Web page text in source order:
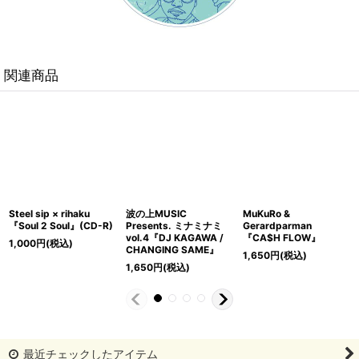
関連商品
Steel sip × rihaku
『Soul 2 Soul』(CD-R)
1,000円(税込)
波の上MUSIC
Presents. ミナミナミ
vol.4『DJ KAGAWA /
CHANGING SAME』
1,650円(税込)
MuKuRo &
Gerardparman
『CA$H FLOW』
1,650円(税込)
最近チェックしたアイテム